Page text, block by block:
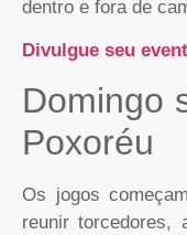
dentro e fora de
Divulgue seu
Domingo
Poxoréu
Os jogos
reunir torcedores,